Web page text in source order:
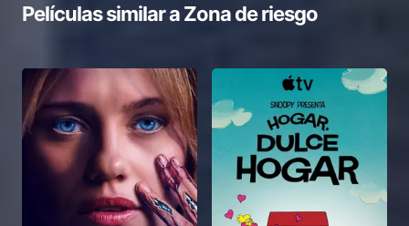
Películas similar aZona de riesgo